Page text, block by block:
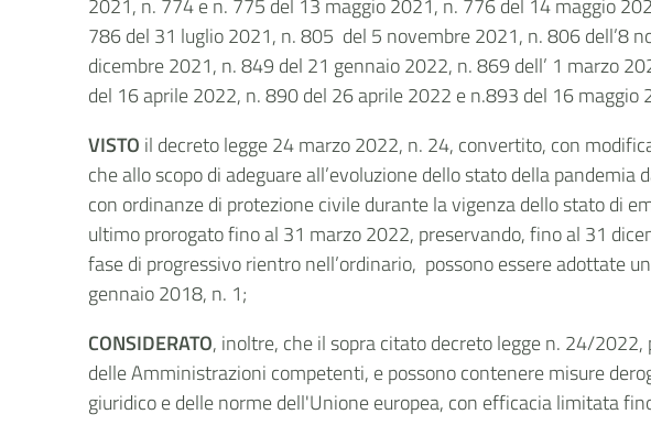
2021, n. 774 e n. 775 del 13 maggio 2021, n. 776 del 14 maggio
786 del 31 luglio 2021, n. 805 del 5 novembre 2021, n. 806 dell’8
dicembre 2021, n. 849 del 21 gennaio 2022, n. 869 dell’ 1 marzo
del 16 aprile 2022, n. 890 del 26 aprile 2022 e n.893 del 16 maggio
VISTO il decreto legge 24 marzo 2022, n. 24, convertito, con
che allo scopo di adeguare all’evoluzione dello stato della
con ordinanze di protezione civile durante la vigenza dello stato di
ultimo prorogato fino al 31 marzo 2022, preservando, fino al 31
fase di progressivo rientro nell’ordinario, possono essere adottate
gennaio 2018, n. 1;
CONSIDERATO, inoltre, che il sopra citato decreto legge n. 24/
delle Amministrazioni competenti, e possono contenere misure
giuridico e delle norme dell'Unione europea, con efficacia limitata